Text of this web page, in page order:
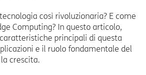
così rivoluzionaria? E come
Computing? In questo articolo,
principali di questa
e il ruolo fondamentale del
crescita.